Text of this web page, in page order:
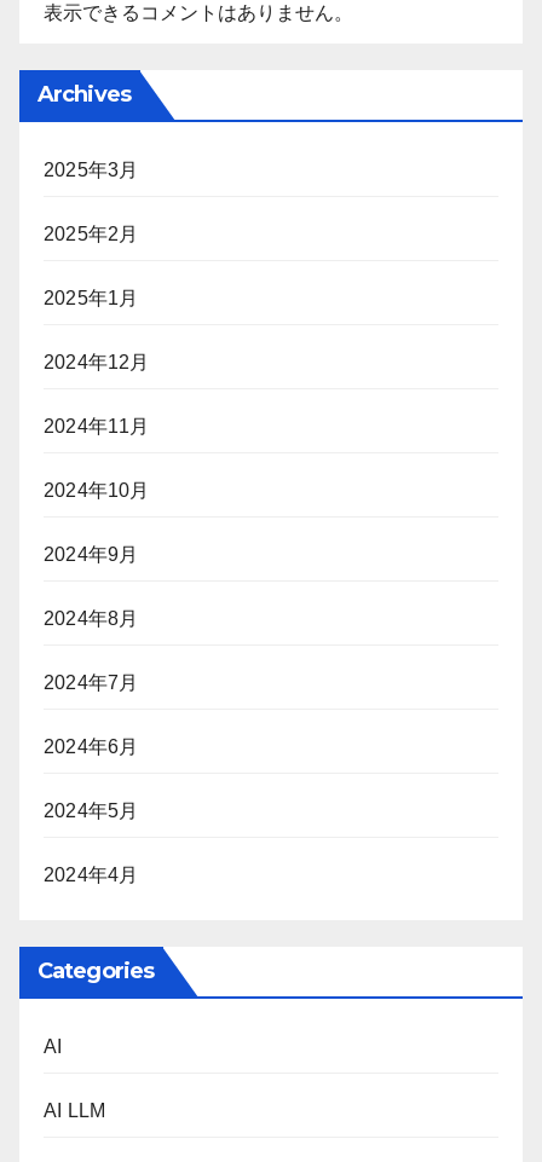
表示できるコメントはありません。
Archives
2025年3月
2025年2月
2025年1月
2024年12月
2024年11月
2024年10月
2024年9月
2024年8月
2024年7月
2024年6月
2024年5月
2024年4月
Categories
AI
AI LLM